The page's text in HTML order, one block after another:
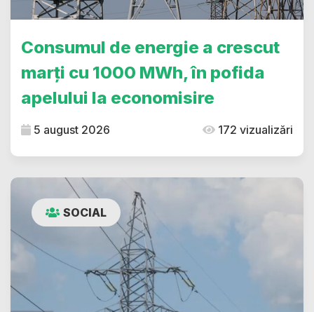
Consumul de energie a crescut
marți cu 1000 MWh, în pofida
apelului la economisire
5 august 2026 172 vizualizări
SOCIAL